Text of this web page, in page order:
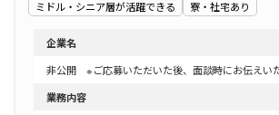
ミドル・シニア層が活躍できる 寮・社宅あり
企業名
非公開 ※ご応募いただいた後、面談時にお伝えいた
業務内容